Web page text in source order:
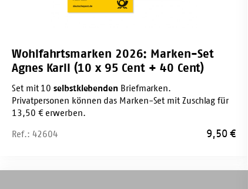
Wohlfahrtsmarken 2026: Marken-Set
Agnes Karll (10 x 95 Cent + 40 Cent)
Set mit 10selbstklebenden Briefmarken.
Privatpersonen können das Marken-Set mit Zuschlag für
13,50 € erwerben.
Ref.: 42604 9,50€